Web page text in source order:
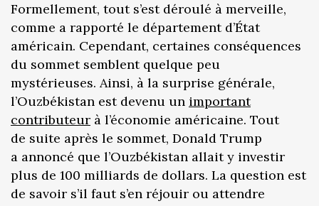
Formellement, tout s’est déroulé à merveille,
comme a rapporté le département d’État
américain. Cependant, certaines conséquences
du sommet semblent quelque peu
mystérieuses. Ainsi, à la surprise générale,
l’Ouzbékistan est devenu un important
contributeur à l’économie américaine. Tout
de suite après le sommet, Donald Trump
a annoncé que l’Ouzbékistan allait y investir
plus de 100 milliards de dollars. La question est
de savoir s’il faut s’en réjouir ou attendre